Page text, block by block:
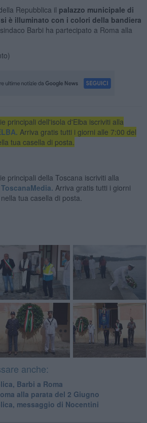
Repubblica il palazzo municipale di
è illuminato con i colori della bandiera
Barbi ha partecipato a Roma alla
principali dell'isola d'Elba iscriviti alla
Arriva gratis tutti i giorni alle 7:00 del
tua casella di posta.
principali della Toscana iscriviti alla
Arriva gratis tutti i giorni
tua casella di posta.
anche:
Barbi a Roma
alla parata del 2 Giugno
messaggio di Nocentini